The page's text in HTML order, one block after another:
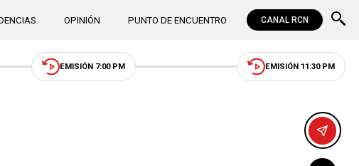
OPINIÓN PUNTO DE ENCUENTRO CANAL RCN
EMISIÓN 7:00 PM EMISIÓN 11:30 PM